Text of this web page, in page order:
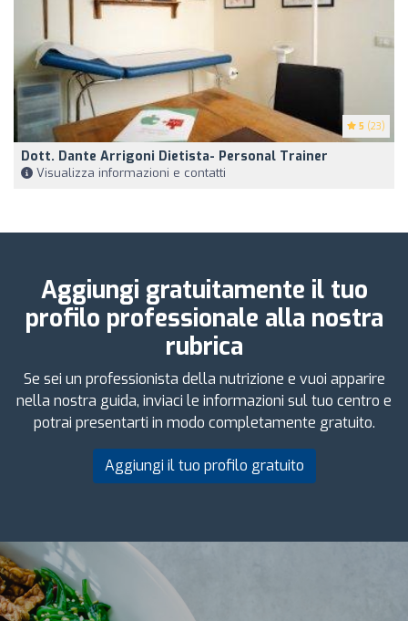
5 (23)
Dott. Dante Arrigoni Dietista- Personal Trainer
Visualizza informazioni e contatti
Aggiungi gratuitamente il tuo
profilo professionale alla nostra
rubrica
Se sei un professionista della nutrizione e vuoi apparire
nella nostra guida, inviaci le informazioni sul tuo centro e
potrai presentarti in modo completamente gratuito.
Aggiungi il tuo profilo gratuito